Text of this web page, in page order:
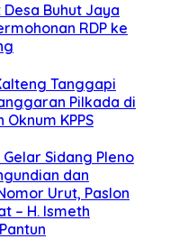
Buhut Jaya
RDP ke
Tanggapi
Pilkada di
Oknum KPPS
Gelar Sidang Pleno
dan
Urut, Paslon
– H. Ismeth